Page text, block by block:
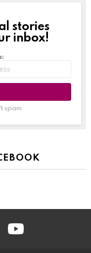
stories
inbox!
spam
youtube